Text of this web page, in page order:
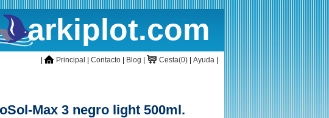
arkiplot.com
inicioPrincipal Contacto Blog CestaCesta(0) Ayuda
Max 3 negro light 500ml.